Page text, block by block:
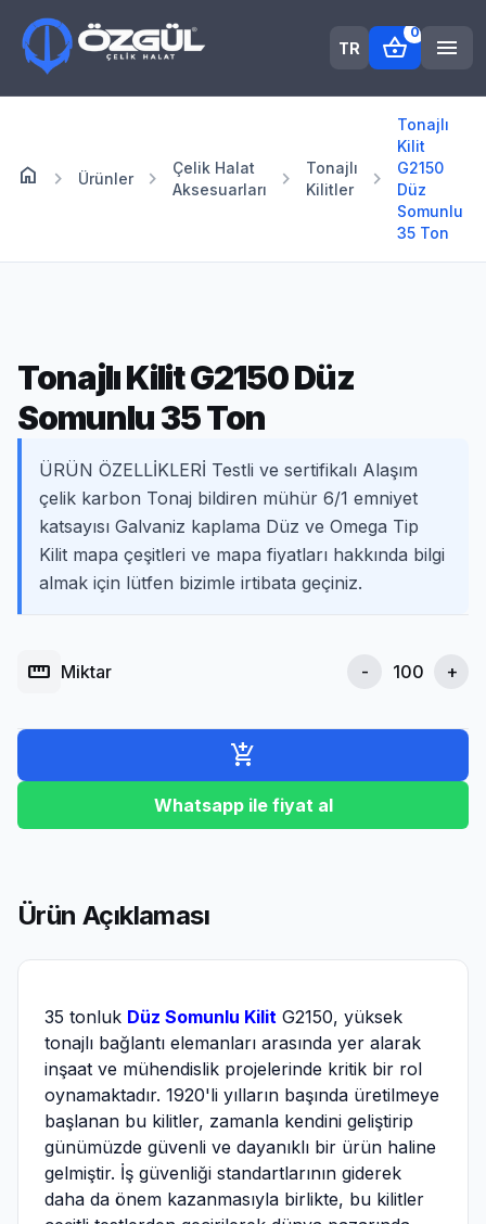
TR shopping_basket
0
menu
home Anasayfa
chevron_right Ürünler chevron_right
Çelik Halat
Aksesuarları
chevron_right
Tonajlı
Kilitler
chevron_right
Tonajlı
Kilit
G2150
Düz
Somunlu
35 Ton
Tonajlı Kilit G2150 Düz
Somunlu 35 Ton
ÜRÜN ÖZELLİKLERİ Testli ve sertifikalı Alaşım
çelik karbon Tonaj bildiren mühür 6/1 emniyet
katsayısı Galvaniz kaplama Düz ve Omega Tip
Kilit mapa çeşitleri ve mapa fiyatları hakkında bilgi
almak için lütfen bizimle irtibata geçiniz.
straighten Miktar - +
add_shopping_cart
Whatsapp ile fiyat al
Ürün Açıklaması
35 tonluk Düz Somunlu Kilit G2150, yüksek
tonajlı bağlantı elemanları arasında yer alarak
inşaat ve mühendislik projelerinde kritik bir rol
oynamaktadır. 1920'li yılların başında üretilmeye
başlanan bu kilitler, zamanla kendini geliştirip
günümüzde güvenli ve dayanıklı bir ürün haline
gelmiştir. İş güvenliği standartlarının giderek
daha da önem kazanmasıyla birlikte, bu kilitler